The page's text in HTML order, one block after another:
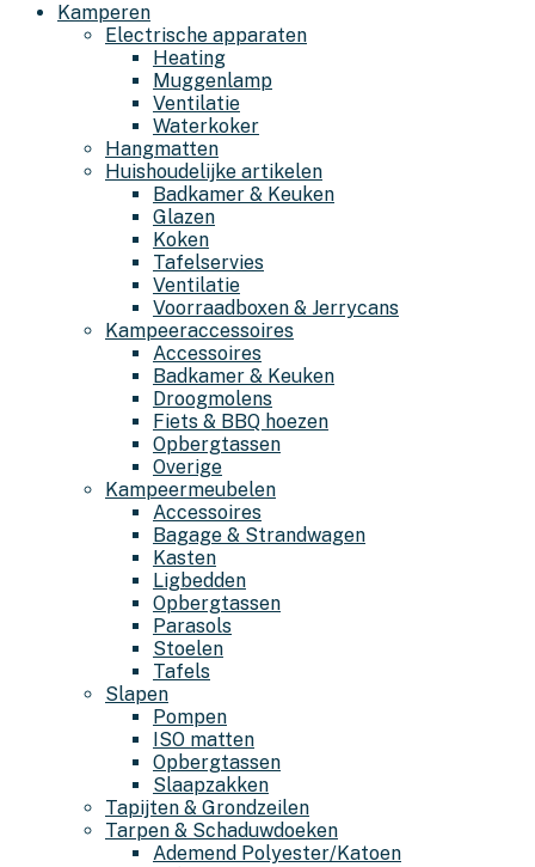
Kamperen
Electrische apparaten
Heating
Muggenlamp
Ventilatie
Waterkoker
Hangmatten
Huishoudelijke artikelen
Badkamer & Keuken
Glazen
Koken
Tafelservies
Ventilatie
Voorraadboxen & Jerrycans
Kampeeraccessoires
Accessoires
Badkamer & Keuken
Droogmolens
Fiets & BBQ hoezen
Opbergtassen
Overige
Kampeermeubelen
Accessoires
Bagage & Strandwagen
Kasten
Ligbedden
Opbergtassen
Parasols
Stoelen
Tafels
Slapen
Pompen
ISO matten
Opbergtassen
Slaapzakken
Tapijten & Grondzeilen
Tarpen & Schaduwdoeken
Ademend Polyester/Katoen